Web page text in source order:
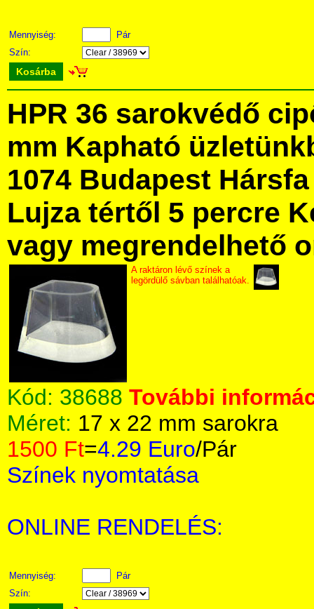
Mennyiség:
Pár
Szín:
Kosárba
HPR 36 sarokvédő
mm Kapható
1074 Budapest
Lujza tértől 5 percre
vagy megrendelhető
A raktáron lévő színek a
legördülő sávban találhatóak.
Kód: 38688 További
Méret: 17 x 22 mm sarokra
1500 Ft=4.29 Euro/Pár
Színek nyomtatása
ONLINE RENDELÉS:
Mennyiség:
Pár
Szín: